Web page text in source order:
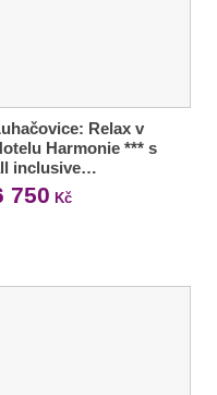
Relax v
Harmonie *** s
inclusive…
750 Kč